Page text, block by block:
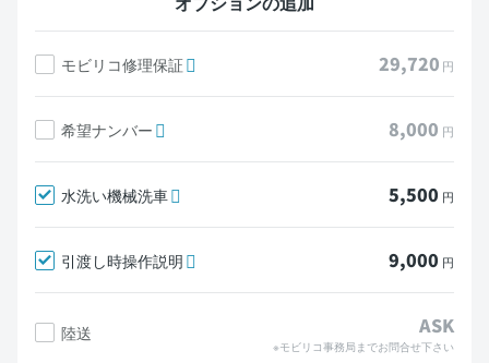
モビリコ修理保証 29,720 円
希望ナンバー 8,000 円
水洗い機械洗車 5,500 円
引渡し時操作説明 9,000 円
陸送 ASK
※モビリコ事務局までお問合せ下さい